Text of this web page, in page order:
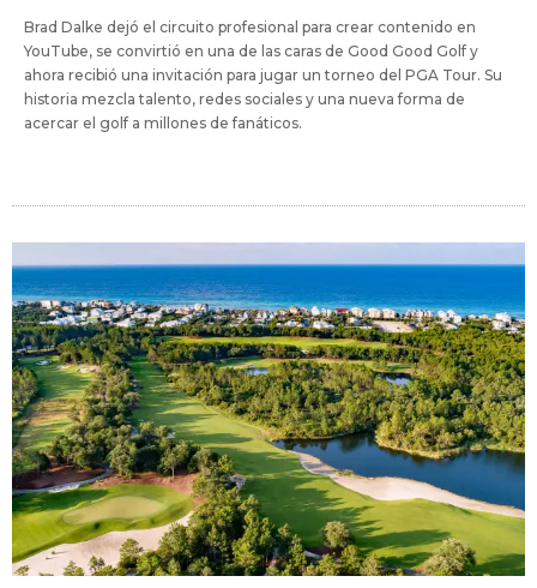
Brad Dalke dejó el circuito profesional para crear contenido en
YouTube, se convirtió en una de las caras de Good Good Golf y
ahora recibió una invitación para jugar un torneo del PGA Tour. Su
historia mezcla talento, redes sociales y una nueva forma de
acercar el golf a millones de fanáticos.